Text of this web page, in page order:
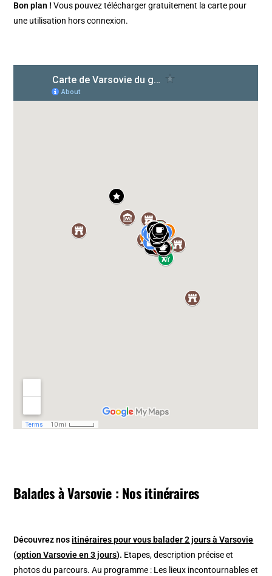
Bon plan !Vous pouvez télécharger gratuitement la carte pour
une utilisation hors connexion.
Balades à Varsovie : Nos itinéraires
Découvrez nos itinéraires pour vous balader 2 jours à Varsovie
(option Varsovie en 3 jours). Etapes, description précise et
photos du parcours. Au programme : Les lieux incontournables et